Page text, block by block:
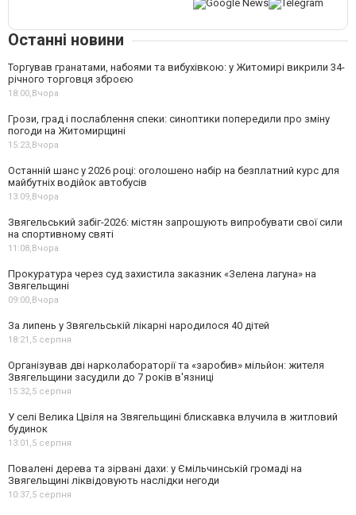
Останні новини
Торгував гранатами, набоями та вибухівкою: у Житомирі викрили 34-
річного торговця зброєю
18:00, Вчора
Грози, град і послаблення спеки: синоптики попередили про зміну
погоди на Житомирщині
15:23, Вчора
Останній шанс у 2026 році: оголошено набір на безплатний курс для
майбутніх водійок автобусів
13:09, Вчора
Звягельський забіг-2026: містян запрошують випробувати свої сили
на спортивному святі
11:08, Вчора
Прокуратура через суд захистила заказник «Зелена лагуна» на
Звягельщині
09:00, Вчора
За липень у Звягельській лікарні народилося 40 дітей
18:21, 5 серпня
Організував дві нарколабораторії та «заробив» мільйон: жителя
Звягельщини засудили до 7 років в'язниці
15:32, 5 серпня
У селі Велика Цвіля на Звягельщині блискавка влучила в житловий
будинок
13:01, 5 серпня
Повалені дерева та зірвані дахи: у Ємільчинській громаді на
Звягельщині ліквідовують наслідки негоди
10:37, 5 серпня